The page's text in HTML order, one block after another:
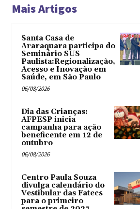
Mais Artigos
Santa Casa de
Araraquara participa do
Seminário SUS
Paulista:Regionalização,
Acesso e Inovação em
Saúde, em São Paulo
06/08/2026
Dia das Crianças:
AFPESP inicia
campanha para ação
beneficente em 12 de
outubro
06/08/2026
Centro Paula Souza
divulga calendário do
Vestibular das Fatecs
para o primeiro